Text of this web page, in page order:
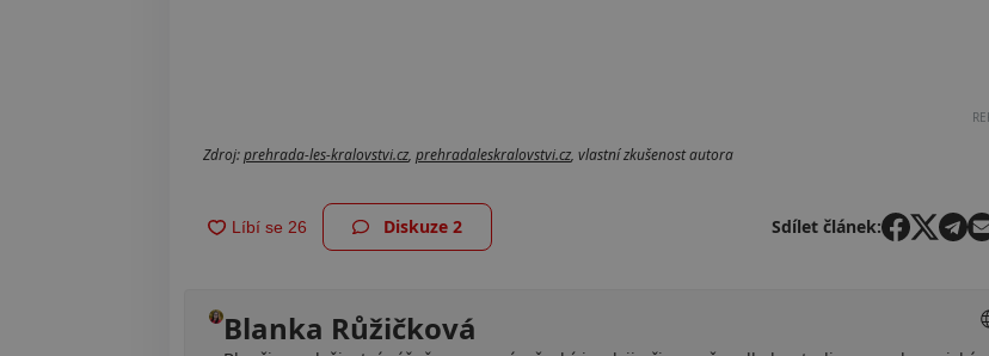
Zdroj:prehrada-les-kralovstvi.cz, prehradaleskralovstvi.cz, vlastní zkušenost autora
Diskuze2 Sdílet článek:
Blanka Růžičková